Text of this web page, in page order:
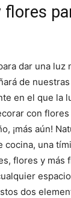
flores
dar una luz
de
en el que la
con
¡más aún!
cocina, una
flores y más
dos